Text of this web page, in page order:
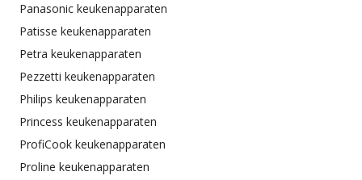
Panasonic keukenapparaten
Patisse keukenapparaten
Petra keukenapparaten
Pezzetti keukenapparaten
Philips keukenapparaten
Princess keukenapparaten
ProfiCook keukenapparaten
Proline keukenapparaten